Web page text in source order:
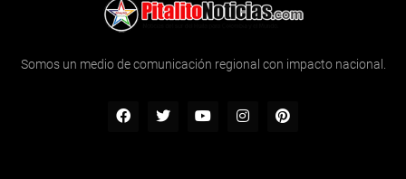
Somos un medio de comunicación regional con impacto nacional.